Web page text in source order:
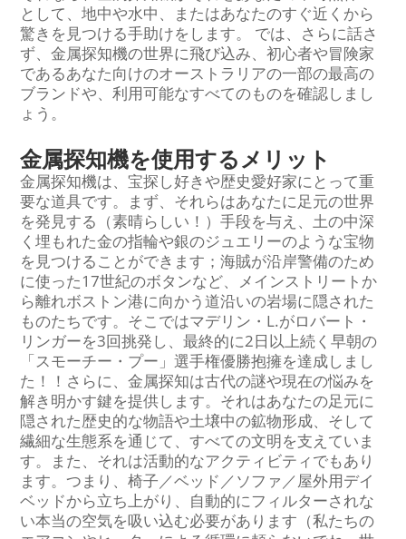
として、地中や水中、またはあなたのすぐ近くから
驚きを見つける手助けをします。 では、さらに話さ
ず、金属探知機の世界に飛び込み、初心者や冒険家
であるあなた向けのオーストラリアの一部の最高の
ブランドや、利用可能なすべてのものを確認しまし
ょう。
金属探知機を使用するメリット
金属探知機は、宝探し好きや歴史愛好家にとって重
要な道具です。まず、それらはあなたに足元の世界
を発見する（素晴らしい！）手段を与え、土の中深
く埋もれた金の指輪や銀のジュエリーのような宝物
を見つけることができます；海賊が沿岸警備のため
に使った17世紀のボタンなど、メインストリートか
ら離れボストン港に向かう道沿いの岩場に隠された
ものたちです。そこではマデリン・L.がロバート・
リンガーを3回挑発し、最終的に2日以上続く早朝の
「スモーチー・プー」選手権優勝抱擁を達成しまし
た！！さらに、金属探知は古代の謎や現在の悩みを
解き明かす鍵を提供します。それはあなたの足元に
隠された歴史的な物語や土壌中の鉱物形成、そして
繊細な生態系を通じて、すべての文明を支えていま
す。また、それは活動的なアクティビティでもあり
ます。つまり、椅子／ベッド／ソファ／屋外用デイ
ベッドから立ち上がり、自動的にフィルターされな
い本当の空気を吸い込む必要があります（私たちの